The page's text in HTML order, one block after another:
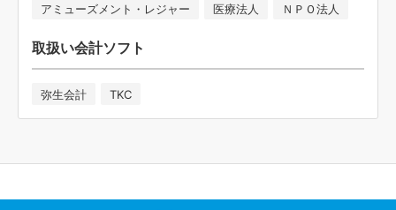
アミューズメント・レジャー
医療法人 ＮＰＯ法人
取扱い会計ソフト
弥生会計 TKC